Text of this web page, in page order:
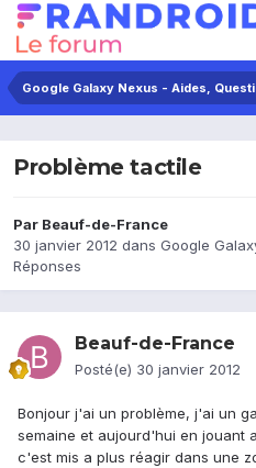
Google Galaxy Nexus - Aides,
Problème tactile
Par Beauf-de-France
30 janvier 2012 dans Google
Réponses
Beauf-de-France
Posté(e) 30 janvier 2012
Bonjour j'ai un problème, j'ai un
semaine et aujourd'hui en jouant
c'est mis a plus réagir dans une